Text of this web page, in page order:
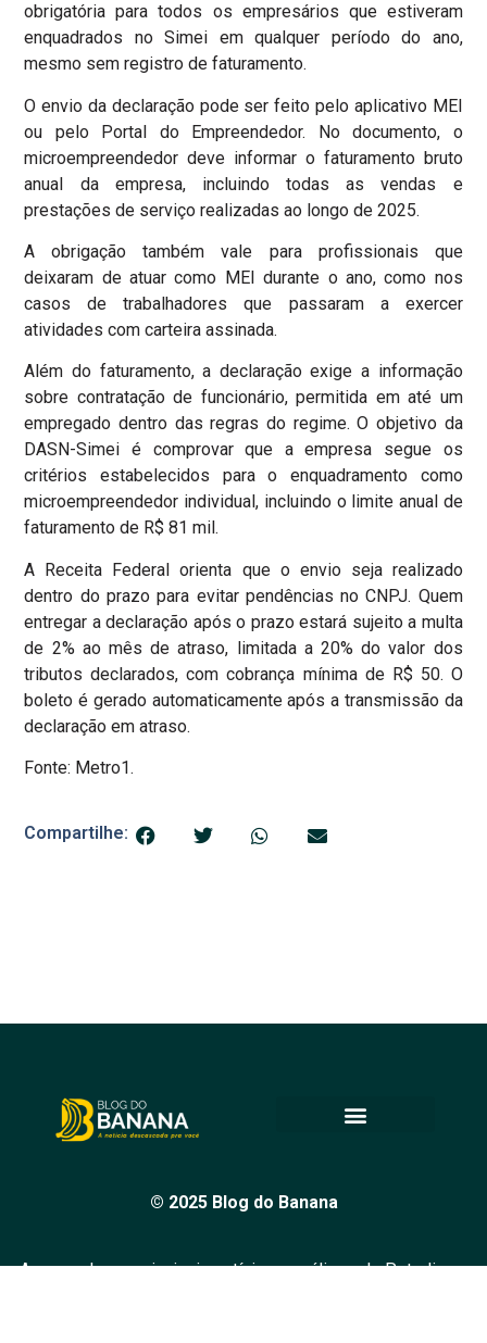
obrigatória para todos os empresários que estiveram
enquadrados no Simei em qualquer período do ano,
mesmo sem registro de faturamento.
O envio da declaração pode ser feito pelo aplicativo MEI
ou pelo Portal do Empreendedor. No documento, o
microempreendedor deve informar o faturamento bruto
anual da empresa, incluindo todas as vendas e
prestações de serviço realizadas ao longo de 2025.
A obrigação também vale para profissionais que
deixaram de atuar como MEI durante o ano, como nos
casos de trabalhadores que passaram a exercer
atividades com carteira assinada.
Além do faturamento, a declaração exige a informação
sobre contratação de funcionário, permitida em até um
empregado dentro das regras do regime. O objetivo da
DASN-Simei é comprovar que a empresa segue os
critérios estabelecidos para o enquadramento como
microempreendedor individual, incluindo o limite anual de
faturamento de R$ 81 mil.
A Receita Federal orienta que o envio seja realizado
dentro do prazo para evitar pendências no CNPJ. Quem
entregar a declaração após o prazo estará sujeito a multa
de 2% ao mês de atraso, limitada a 20% do valor dos
tributos declarados, com cobrança mínima de R$ 50. O
boleto é gerado automaticamente após a transmissão da
declaração em atraso.
Fonte: Metro1.
Compartilhe:
© 2025 Blog do Banana
Acompanhe as principais notícias e análises de Petrolina e